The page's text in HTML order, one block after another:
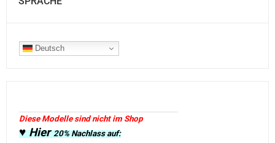
Deutsch
Diese Modelle sind nicht im Shop
♥ Hier20% Nachlass auf: